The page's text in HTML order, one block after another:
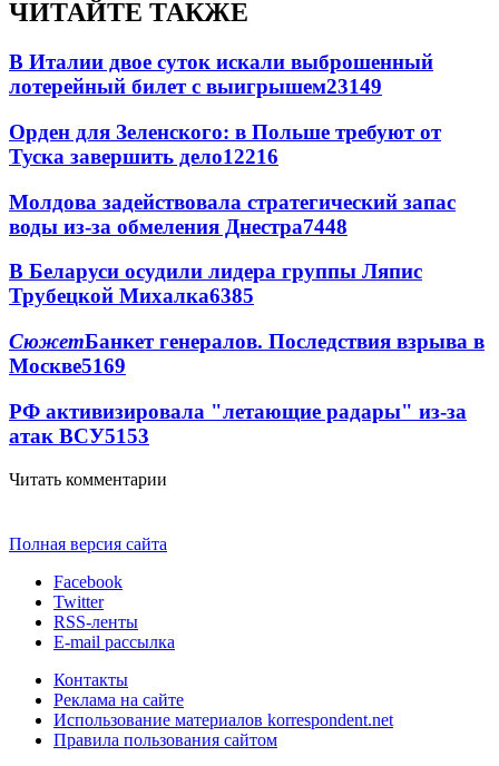
ЧИТАЙТЕ ТАКЖЕ
В Италии двое суток искали выброшенный
лотерейный билет с выигрышем23149
Орден для Зеленского: в Польше требуют от
Туска завершить дело12216
Молдова задействовала стратегический запас
воды из-за обмеления Днестра7448
В Беларуси осудили лидера группы Ляпис
Трубецкой Михалка6385
СюжетБанкет генералов. Последствия взрыва в
Москве5169
РФ активизировала "летающие радары" из-за
атак ВСУ5153
Читать комментарии
Полная версия сайта
Facebook
Twitter
RSS-ленты
E-mail рассылка
Контакты
Реклама на сайте
Использование материалов korrespondent.net
Правила пользования сайтом